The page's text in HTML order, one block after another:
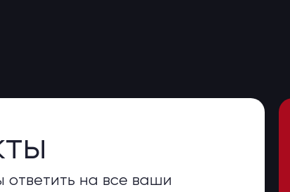
ответить на все ваши